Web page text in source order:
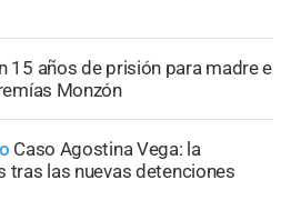
15 años de prisión para madre e
Monzón
Caso Agostina Vega: la
tras las nuevas detenciones